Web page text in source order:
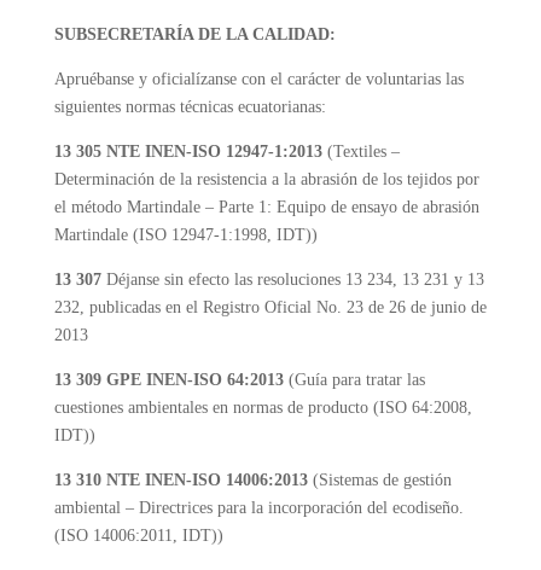
SUBSECRETARÍA DE LA CALIDAD:
Apruébanse y oficialízanse con el carácter de voluntarias las
siguientes normas técnicas ecuatorianas:
13 305 NTE INEN-ISO 12947-1:2013(Textiles –
Determinación de la resistencia a la abrasión de los tejidos por
el método Martindale – Parte 1: Equipo de ensayo de abrasión
Martindale (ISO 12947-1:1998, IDT))
13 307 Déjanse sin efecto las resoluciones 13 234, 13 231 y 13
232, publicadas en el Registro Oficial No. 23 de 26 de junio de
2013
13 309 GPE INEN-ISO 64:2013 (Guía para tratar las
cuestiones ambientales en normas de producto (ISO 64:2008,
IDT))
13 310 NTE INEN-ISO 14006:2013(Sistemas de gestión
ambiental – Directrices para la incorporación del ecodiseño.
(ISO 14006:2011, IDT))